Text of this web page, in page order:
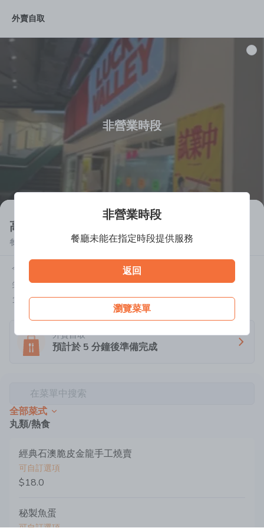
非營業時段
餐廳未能在指定時段提供服務
返回
瀏覽菜單
外賣自取
非營業時段
高慶坊 (尖沙咀)
餐廳離線中
今天:
尖沙咀天星碼頭地下KP-01
12349876
外賣自取
預計於5 分鐘後準備完成
在菜單中搜索
全部菜式
丸類/熱食 自家製飲品 懷舊小食
丸類/熱食
經典石澳脆皮金龍手工燒賣
可自訂選項
$18.0
秘製魚蛋